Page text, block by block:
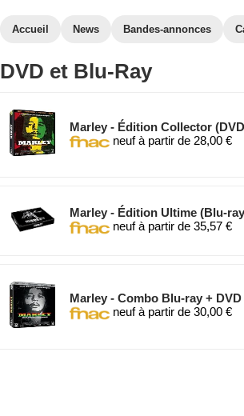
Accueil News Bandes-annonces
DVD et Blu-Ray
Marley - Édition Collector
neuf à partir de 28,00 €
Marley - Édition Ultime (Blu-
neuf à partir de 35,57 €
Marley - Combo Blu-ray +
neuf à partir de 30,00 €